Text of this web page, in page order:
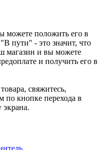
можете положить его в
пути" - это значит, что
магазин и вы можете
и получить его в
свяжитесь,
кнопке перехода в